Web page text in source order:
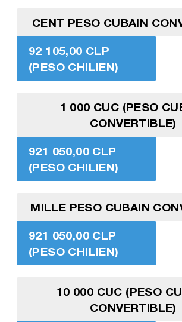
CENT PESO CUBAIN
92 105,00 CLP
(PESO CHILIEN)
1 000 CUC (PESO
CONVERTIBLE)
921 050,00 CLP
(PESO CHILIEN)
MILLE PESO CUBAIN
921 050,00 CLP
(PESO CHILIEN)
10 000 CUC (PESO
CONVERTIBLE)